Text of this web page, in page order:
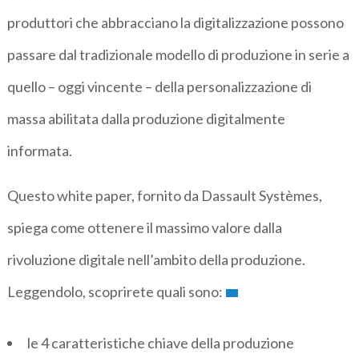
produttori che abbracciano la digitalizzazione possono
passare dal tradizionale modello di produzione in serie a
quello – oggi vincente – della personalizzazione di
massa abilitata dalla produzione digitalmente
informata.
Questo white paper, fornito da Dassault Systèmes,
spiega come ottenere il massimo valore dalla
rivoluzione digitale nell’ambito della produzione.
Leggendolo, scoprirete quali sono:
le 4 caratteristiche chiave della produzione